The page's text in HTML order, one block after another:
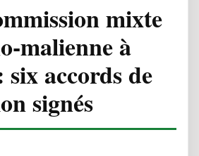
mixte
malienne à
accords de
signés